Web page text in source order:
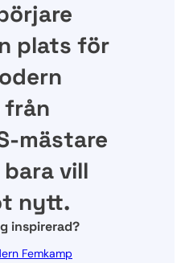
plats för
från
mästare
vill
nytt.
inspirerad?
Femkamp